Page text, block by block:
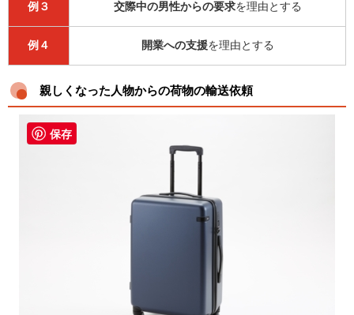
例３ 交際中の男性からの要求を理由とする
例４ 開業への支援を理由とする
親しくなった人物からの荷物の輸送依頼
保存